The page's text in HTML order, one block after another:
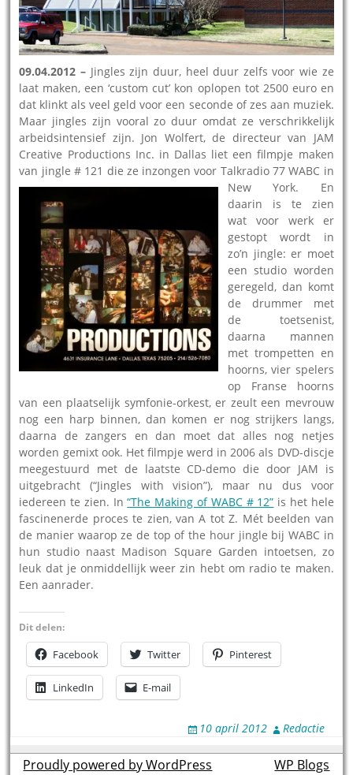
09.04.2012 – Jingles zijn duur, heel duur zelfs voor wie ze
laat maken, een ‘custom cut’ kon oplopen tot 2500 euro en
dat klinkt als veel geld voor een seconde of zes aan muziek.
Maar jingles zijn vooral zo duur omdat ze verschrikkelijk
arbeidsintensief zijn. Jon Wolfert, de directeur van JAM
Creative Productions Inc. in Dallas liet een filmpje maken
van jingle # 121 die ze inzongen voor Talkradio 77 WABC in
New York. En
daarin is te zien
wat voor werk er
gestopt wordt in
zo’n jingle: er moet
een studio worden
geregeld, dan komt
de drummer met
de toetsenist,
daarna mannen
met trompetten en
hoorns, vier spelers
op Franse hoorns
van een plaatselijk symfonie-orkest, er zeult een mevrouw
nog een harp binnen, dan komen er nog strijkers langs,
daarna de zangers en dan moet dat alles nog netjes
worden gemixt ook. Het filmpje werd in 2006 als DVD-discje
meegestuurd met de laatste CD-demo die door JAM is
uitgebracht (“Jingles with vision”), maar nu dus voor
iedereen te zien. In“The Making of WABC # 12” is het hele
fascinenerde proces te zien, van A tot Z. Mét beelden van
de manier waarop ze de top of the hour jingle bij WABC in
hun studio naast Madison Square Garden intoetsen, zo
leuk dat je onmiddellijk weer zin hebt om radio te maken.
Een aanrader.
Dit delen:
Facebook Twitter Pinterest
LinkedIn E-mail
10 april 2012 Redactie
Proudly powered by WordPress theme byWP Blogs